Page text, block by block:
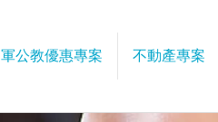
軍公教優惠專案 不動產專案